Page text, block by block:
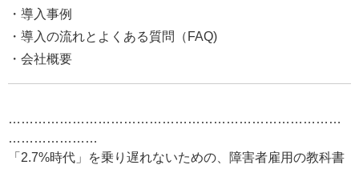
・導入事例
・導入の流れとよくある質問（FAQ)
・会社概要
……………………………………………………………………
…………………
「2.7%時代」を乗り遅れないための、障害者雇用の教科書